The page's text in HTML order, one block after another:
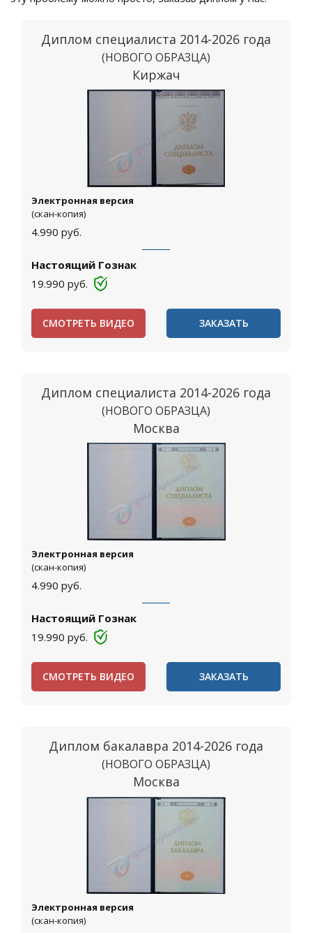
Диплом специалиста 2014-2026 года
(НОВОГО ОБРАЗЦА)
Киржач
Электронная версия
(скан-копия)
4.990 руб.
Настоящий Гознак
19.990 руб.
СМОТРЕТЬ ВИДЕО ЗАКАЗАТЬ
Диплом специалиста 2014-2026 года
(НОВОГО ОБРАЗЦА)
Москва
Электронная версия
(скан-копия)
4.990 руб.
Настоящий Гознак
19.990 руб.
СМОТРЕТЬ ВИДЕО ЗАКАЗАТЬ
Диплом бакалавра 2014-2026 года
(НОВОГО ОБРАЗЦА)
Москва
Электронная версия
(скан-копия)